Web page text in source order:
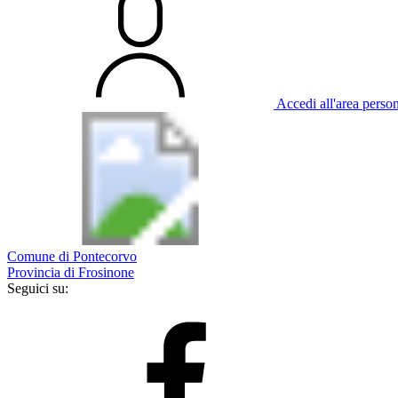
Accedi all'area
Comune di Pontecorvo
Provincia di Frosinone
Seguici su: